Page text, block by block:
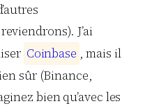
J’ai
Coinbase , mais il
sûr (Binance,
bien qu’avec les